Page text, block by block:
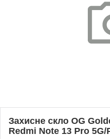
Захисне скло OG
Redmi Note 13 Pro